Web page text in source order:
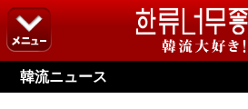
韓流ニュース